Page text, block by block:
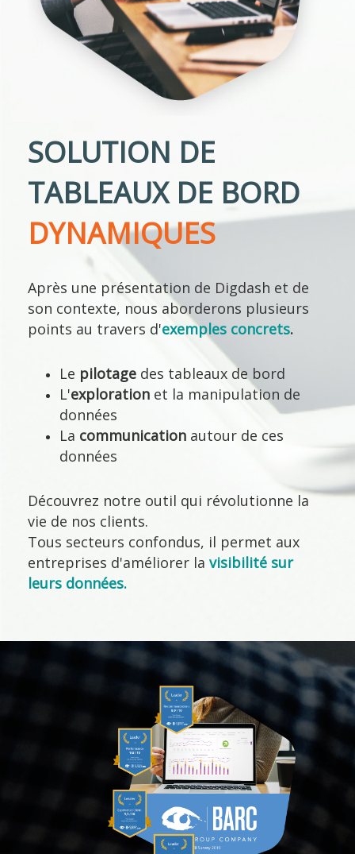
SOLUTION DE
TABLEAUX DE BORD
DYNAMIQUES
Après une présentation de Digdash et de
son contexte, nous aborderons plusieurs
points au travers d'exemples concrets.
Le pilotage des tableaux de bord
L'exploration et la manipulation de
données
La communication autour de ces
données
Découvrez notre outil qui révolutionne la
vie de nos clients.
Tous secteurs confondus, il permet aux
entreprises d'améliorer la visibilité sur
leurs données.